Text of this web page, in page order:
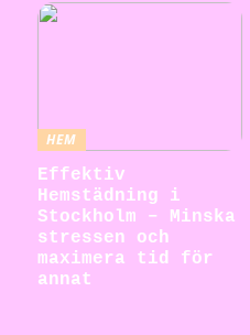
HEM
Effektiv
Hemstädning i
Stockholm – Minska
stressen och
maximera tid för
annat